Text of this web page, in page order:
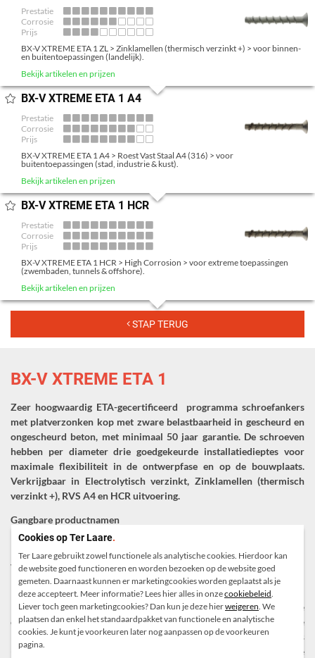
COOKIES
Prestatie
Corrosie
Prijs
BX-V XTREME ETA 1 ZL > Zinklamellen (thermisch verzinkt +) > voor binnen-
en buitentoepassingen (landelijk).
Bekijk artikelen en prijzen
BX-V XTREME ETA 1 A4
Prestatie
Corrosie
Prijs
BX-V XTREME ETA 1 A4 > Roest Vast Staal A4 (316) > voor
buitentoepassingen (stad, industrie & kust).
Bekijk artikelen en prijzen
BX-V XTREME ETA 1 HCR
Prestatie
Corrosie
Prijs
BX-V XTREME ETA 1 HCR > High Corrosion > voor extreme toepassingen
(zwembaden, tunnels & offshore).
Bekijk artikelen en prijzen
STAP TERUG
BX-V XTREME ETA 1
Zeer hoogwaardig ETA-gecertificeerd programma schroefankers
met platverzonken kop met zware belastbaarheid in gescheurd en
ongescheurd beton, met minimaal 50 jaar garantie. De schroeven
hebben per diameter drie goedgekeurde installatiedieptes voor
maximale flexibiliteit in de ontwerpfase en op de bouwplaats.
Verkrijgbaar in Electrolytisch verzinkt, Zinklamellen (thermisch
verzinkt +), RVS A4 en HCR uitvoering.
Gangbare productnamen
Betonschroef, schroefanker, wokkel anker, schroefplug.
Voordelen
De drie goedgekeurde installatiedieptes per diameter met extreem
hoge belastingen genereren maximale rekenkracht in de
ontwerpfase, teneinde een veilig en kostenefficiënt ankerplan op te
kunnen maken. Dankzij een snelle installatie op de bouwplaats
(boren + inschroeven = vast) behoort de BX XTREME ETA 1 tot de
Cookies op Ter Laare.
Ter Laare gebruikt zowel functionele als analytische cookies. Hierdoor kan
de website goed functioneren en worden bezoeken op de website goed
gemeten. Daarnaast kunnen er marketingcookies worden geplaatst als je
deze accepteert. Meer informatie? Lees hier alles in onzecookiebeleid
Liever toch geen marketingcookies? Dan kun je deze hierweigeren . We
plaatsen dan enkel het standaardpakket van functionele en analytische
cookies. Je kunt je voorkeuren later nog aanpassen op de voorkeuren
pagina.